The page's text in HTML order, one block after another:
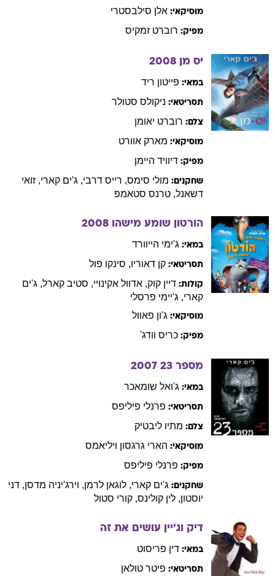
מוסיקאי: אלן סילבסטרי
מפיק: רוברט זמקיס
יס מן 2008
במאי: פייטון ריד
תסריטאי: ניקולס סטולר
צלם: רוברט יאומן
מוסיקאי: מארק אוורט
מפיק: דיוויד היימן
שחקנים: מולי סימס, רייס דרבי, ג'ים קארי, זואי
דשאנל, טרנס סטאמפ
הורטון שומע מישהו 2008
במאי: ג'ימי הייוורד
תסריטאי: קן דאוריו, סינקו פול
קולות: דיין קוק, אדוול אקינויי, סטיב קארל, ג'ים
קארי, ג'יימי פרסלי
מוסיקאי: ג'ון פאוול
מפיק: כריס וודג'
מספר 23 2007
במאי: ג'ואל שומאכר
תסריטאי: פרנלי פיליפס
צלם: מתיו ליבטיק
מוסיקאי: הארי גרגסון ויליאמס
מפיק: פרנלי פיליפס
שחקנים: ג'ים קארי, לוגאן לרמן, וירג'יניה מדסן, דני
יוסטון, לין קולינס, קורי סטול
דיק וג'יין עושים את זה
במאי: דין פריסוט
תסריטאי: פיטר טולאן